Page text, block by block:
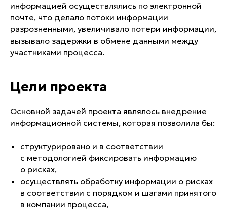
информацией осуществлялись по электронной
почте, что делало потоки информации
разрозненными, увеличивало потери информации,
вызывало задержки в обмене данными между
участниками процесса.
Цели проекта
Основной задачей проекта являлось внедрение
информационной системы, которая позволила бы:
структурировано и в соответствии
с методологией фиксировать информацию
о рисках,
осуществлять обработку информации о рисках
в соответствии с порядком и шагами принятого
в компании процесса,